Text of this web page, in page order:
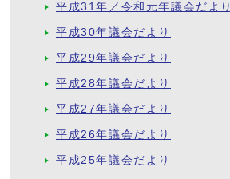
平成31年／令和元年議会だより
平成30年議会だより
平成29年議会だより
平成28年議会だより
平成27年議会だより
平成26年議会だより
平成25年議会だより